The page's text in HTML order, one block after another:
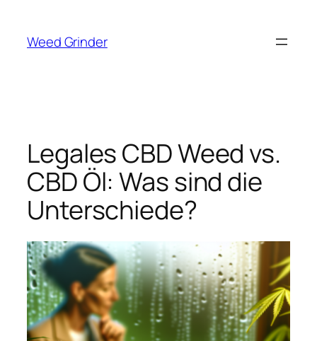
springen
Weed Grinder
Legales CBD Weed vs.
CBD Öl: Was sind die
Unterschiede?